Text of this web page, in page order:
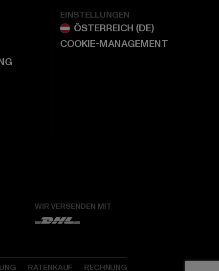
EINSTELLUNGEN
COOKIE-MANAGEMENT
WIR VERSENDEN MIT
RATENKAUF RECHNUNG